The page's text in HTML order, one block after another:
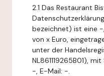
2.1 Das Restaurant
bezeichnet) ist eine
von x Euro,
unter der
NL861119265B01),
-, E-Mail: -.